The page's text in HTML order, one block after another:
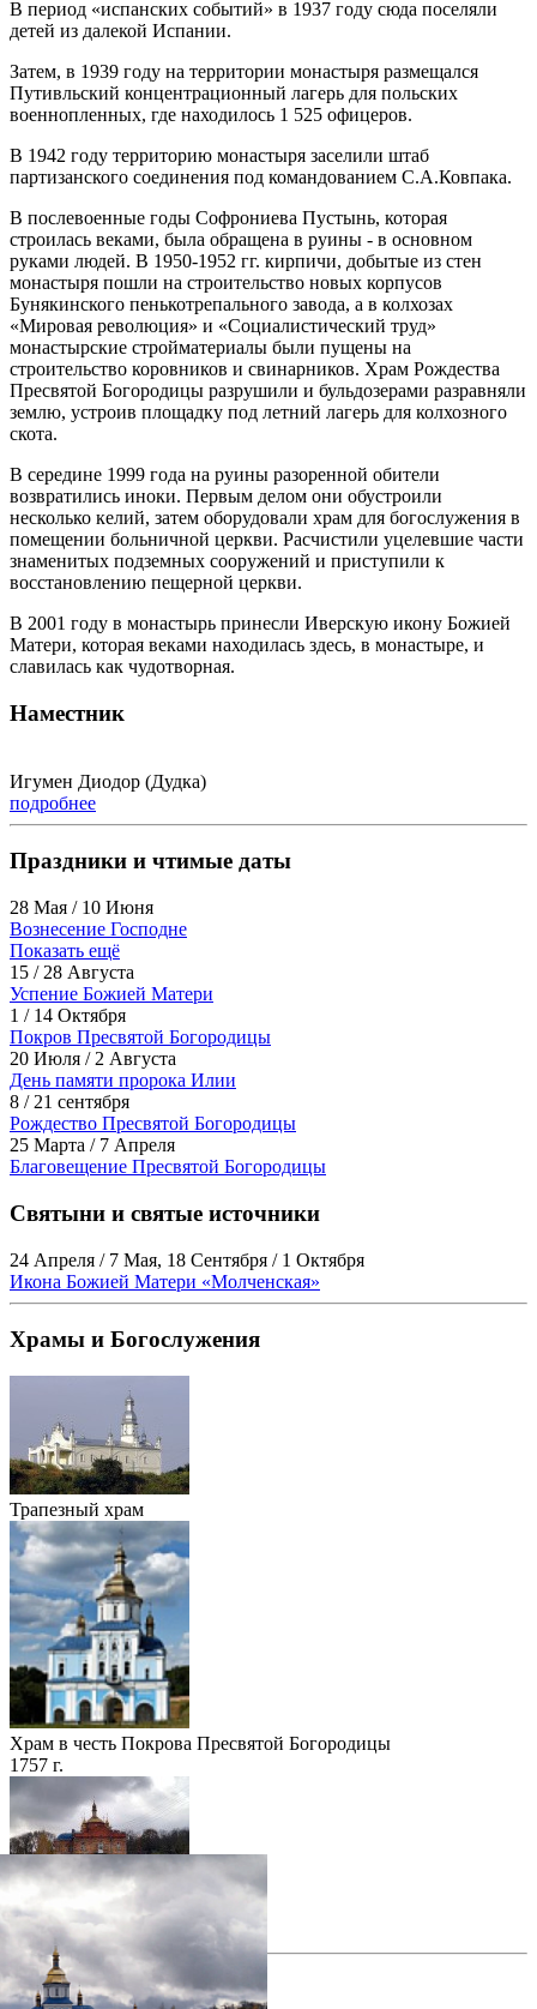
В период «испанских событий» в 1937 году сюда поселяли
детей из далекой Испании.
Затем, в 1939 году на территории монастыря размещался
Путивльский концентрационный лагерь для польских
военнопленных, где находилось 1 525 офицеров.
В 1942 году территорию монастыря заселили штаб
партизанского соединения под командованием С.А.Ковпака.
В послевоенные годы Софрониева Пустынь, которая
строилась веками, была обращена в руины - в основном
руками людей. В 1950-1952 гг. кирпичи, добытые из стен
монастыря пошли на строительство новых корпусов
Бунякинского пенькотрепального завода, а в колхозах
«Мировая революция» и «Социалистический труд»
монастырские стройматериалы были пущены на
строительство коровников и свинарников. Храм Рождества
Пресвятой Богородицы разрушили и бульдозерами разравняли
землю, устроив площадку под летний лагерь для колхозного
скота.
В середине 1999 года на руины разоренной обители
возвратились иноки. Первым делом они обустроили
несколько келий, затем оборудовали храм для богослужения в
помещении больничной церкви. Расчистили уцелевшие части
знаменитых подземных сооружений и приступили к
восстановлению пещерной церкви.
В 2001 году в монастырь принесли Иверскую икону Божией
Матери, которая веками находилась здесь, в монастыре, и
славилась как чудотворная.
Наместник
Игумен Диодор (Дудка)
подробнее
Праздники и чтимые даты
28 Мая / 10 Июня
Вознесение Господне
Показать ещё
15 / 28 Августа
Успение Божией Матери
1 / 14 Октября
Покров Пресвятой Богородицы
20 Июля / 2 Августа
День памяти пророка Илии
8 / 21 сентября
Рождество Пресвятой Богородицы
25 Марта / 7 Апреля
Благовещение Пресвятой Богородицы
Святыни и святые источники
24 Апреля / 7 Мая, 18 Сентября / 1 Октября
Икона Божией Матери «Молченская»
Храмы и Богослужения
Трапезный храм
Храм в честь Покрова Пресвятой Богородицы
1757 г.
Храм в честь пророка Илии
1911 г.
фотогалерея